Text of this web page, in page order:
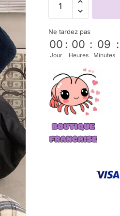
Ne tardez pas
00
Jour
: 00
Heures
: 09
Minutes
: